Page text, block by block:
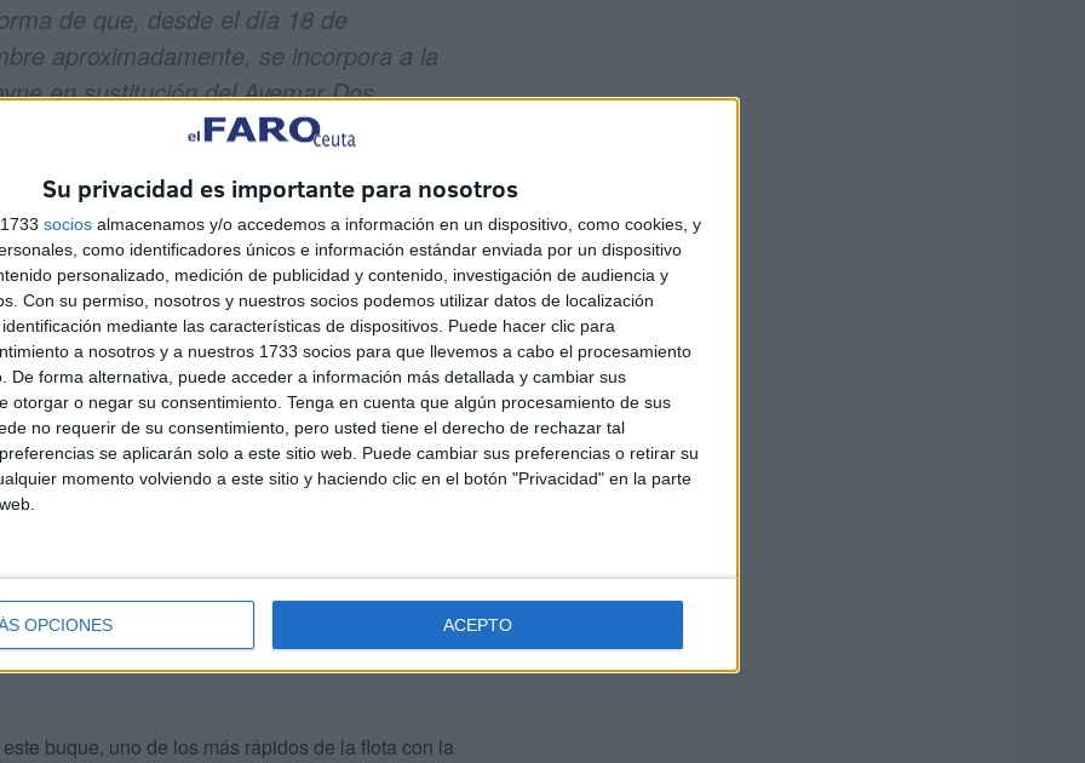
Su privacidad es importante para nosotros
socios almacenamos y/o accedemos a información en un dispositivo, como cookies, y
como identificadores únicos e información estándar enviada por un dispositivo
personalizado, medición de publicidad y contenido, investigación de audiencia y
Con su permiso, nosotros y nuestros socios podemos utilizar datos de localización
mediante las características de dispositivos. Puede hacer clic para
a nosotros y a nuestros 1733 socios para que llevemos a cabo el procesamiento
De forma alternativa, puede acceder a información más detallada y cambiar sus
otorgar o negar su consentimiento. Tenga en cuenta que algún procesamiento de sus
no requerir de su consentimiento, pero usted tiene el derecho de rechazar tal
se aplicarán solo a este sitio web. Puede cambiar sus preferencias o retirar su
momento volviendo a este sitio y haciendo clic en el botón "Privacidad" en la parte
OPCIONES ACEPTO
de que, desde el día 18 de
aproximadamente, se incorpora a la
en sustitución del Avemar Dos.
y seguirá con los horarios
Port of Ceuta (@apceuta)September
Dos' entraría en una parada técnica que lo
enlace marítimo que conecta la ciudad autónoma con
en un enlace que registra una elevada a
del Estrecho (OPE), la compañía programa labores de
buque, uno de los más rápidos de la flota con la